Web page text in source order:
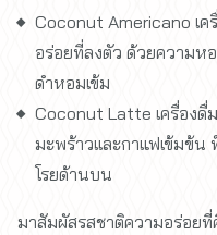
Coconut Americano เค
อร่อยที่ลงตัว ด้วยความห
ดำหอมเข้ม
Coconut Latte เครื่องดื่
มะพร้าวเเละกาแฟเข้มข้
โรยด้านบน
มาสัมผัสรสชาติความอร่อย